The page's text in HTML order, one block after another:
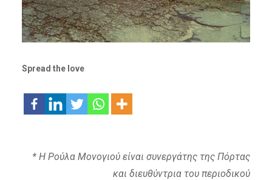
Spread the love
* H Ρούλα Μονογιού είναι συνεργάτης της Πόρτας
και διευθύντρια του περιοδικού